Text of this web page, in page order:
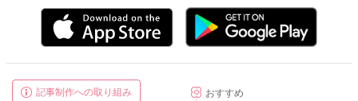
記事制作への取り組み
おすすめ